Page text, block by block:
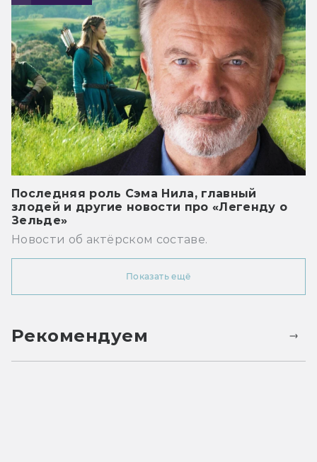
Последняя роль Сэма Нила, главный
злодей и другие новости про «Легенду о
Зельде»
Новости об актёрском составе.
Показать ещё
Рекомендуем